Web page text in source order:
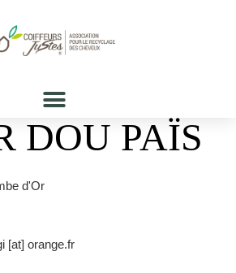
DOU PAÏS
d'Or
[at] orange.fr